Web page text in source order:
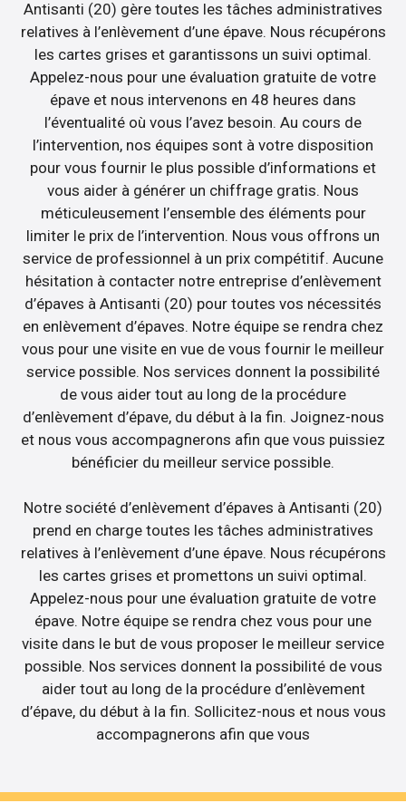
Antisanti (20) gère toutes les tâches administratives
relatives à l’enlèvement d’une épave. Nous récupérons
les cartes grises et garantissons un suivi optimal.
Appelez-nous pour une évaluation gratuite de votre
épave et nous intervenons en 48 heures dans
l’éventualité où vous l’avez besoin. Au cours de
l’intervention, nos équipes sont à votre disposition
pour vous fournir le plus possible d’informations et
vous aider à générer un chiffrage gratis. Nous
méticuleusement l’ensemble des éléments pour
limiter le prix de l’intervention. Nous vous offrons un
service de professionnel à un prix compétitif. Aucune
hésitation à contacter notre entreprise d’enlèvement
d’épaves à Antisanti (20) pour toutes vos nécessités
en enlèvement d’épaves. Notre équipe se rendra chez
vous pour une visite en vue de vous fournir le meilleur
service possible. Nos services donnent la possibilité
de vous aider tout au long de la procédure
d’enlèvement d’épave, du début à la fin. Joignez-nous
et nous vous accompagnerons afin que vous puissiez
bénéficier du meilleur service possible.
Notre société d’enlèvement d’épaves à Antisanti (20)
prend en charge toutes les tâches administratives
relatives à l’enlèvement d’une épave. Nous récupérons
les cartes grises et promettons un suivi optimal.
Appelez-nous pour une évaluation gratuite de votre
épave. Notre équipe se rendra chez vous pour une
visite dans le but de vous proposer le meilleur service
possible. Nos services donnent la possibilité de vous
aider tout au long de la procédure d’enlèvement
d’épave, du début à la fin. Sollicitez-nous et nous vous
accompagnerons afin que vous